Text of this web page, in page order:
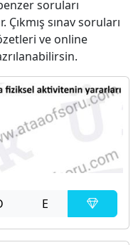
soruları
sınav soruları
ve online
E